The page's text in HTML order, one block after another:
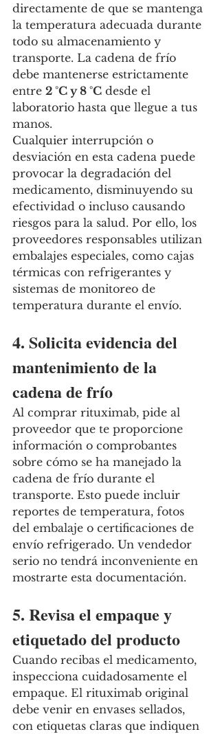
directamente de que se mantenga
la temperatura adecuada durante
todo su almacenamiento y
transporte. La cadena de frío
debe mantenerse estrictamente
entre 2 °C y 8 °C desde el
laboratorio hasta que llegue a tus
manos.
Cualquier interrupción o
desviación en esta cadena puede
provocar la degradación del
medicamento, disminuyendo su
efectividad o incluso causando
riesgos para la salud. Por ello, los
proveedores responsables utilizan
embalajes especiales, como cajas
térmicas con refrigerantes y
sistemas de monitoreo de
temperatura durante el envío.
4. Solicita evidencia del
mantenimiento de la
cadena de frío
Al comprar rituximab, pide al
proveedor que te proporcione
información o comprobantes
sobre cómo se ha manejado la
cadena de frío durante el
transporte. Esto puede incluir
reportes de temperatura, fotos
del embalaje o certificaciones de
envío refrigerado. Un vendedor
serio no tendrá inconveniente en
mostrarte esta documentación.
5. Revisa el empaque y
etiquetado del producto
Cuando recibas el medicamento,
inspecciona cuidadosamente el
empaque. El rituximab original
debe venir en envases sellados,
con etiquetas claras que indiquen